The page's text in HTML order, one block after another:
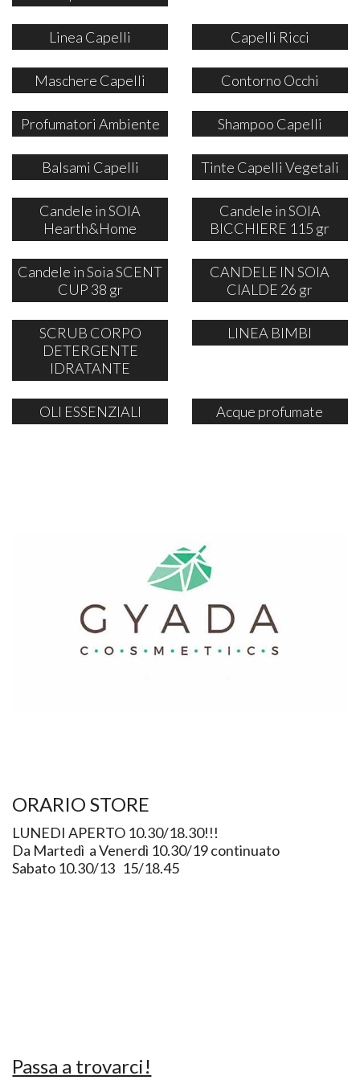
Linea Capelli Capelli Ricci
Maschere Capelli Contorno Occhi
Profumatori Ambiente Shampoo Capelli
Balsami Capelli Tinte Capelli Vegetali
Candele in SOIA
Hearth&Home
Candele in SOIA
BICCHIERE 115 gr
Candele in Soia SCENT
CUP 38 gr
CANDELE IN SOIA
CIALDE 26 gr
SCRUB CORPO
DETERGENTE
IDRATANTE
LINEA BIMBI
OLI ESSENZIALI Acque profumate
ORARIO STORE
LUNEDI APERTO 10.30/18.30!!!
Da Martedì a Venerdì 10.30/19 continuato
Sabato 10.30/13 15/18.45
Passa a trovarci!